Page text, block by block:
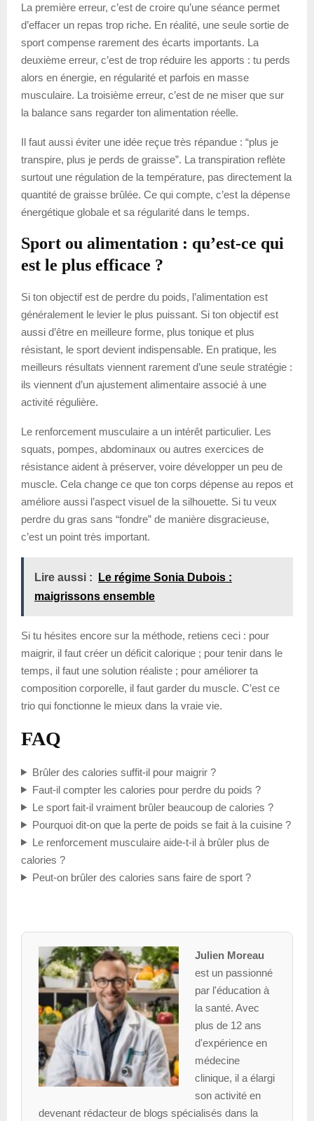
La première erreur, c’est de croire qu’une séance permet
d’effacer un repas trop riche. En réalité, une seule sortie de
sport compense rarement des écarts importants. La
deuxième erreur, c’est de trop réduire les apports : tu perds
alors en énergie, en régularité et parfois en masse
musculaire. La troisième erreur, c’est de ne miser que sur
la balance sans regarder ton alimentation réelle.
Il faut aussi éviter une idée reçue très répandue : “plus je
transpire, plus je perds de graisse”. La transpiration reflète
surtout une régulation de la température, pas directement la
quantité de graisse brûlée. Ce qui compte, c’est la dépense
énergétique globale et sa régularité dans le temps.
Sport ou alimentation : qu’est-ce qui
est le plus efficace ?
Si ton objectif est de perdre du poids, l’alimentation est
généralement le levier le plus puissant. Si ton objectif est
aussi d’être en meilleure forme, plus tonique et plus
résistant, le sport devient indispensable. En pratique, les
meilleurs résultats viennent rarement d’une seule stratégie :
ils viennent d’un ajustement alimentaire associé à une
activité régulière.
Le renforcement musculaire a un intérêt particulier. Les
squats, pompes, abdominaux ou autres exercices de
résistance aident à préserver, voire développer un peu de
muscle. Cela change ce que ton corps dépense au repos et
améliore aussi l’aspect visuel de la silhouette. Si tu veux
perdre du gras sans “fondre” de manière disgracieuse,
c’est un point très important.
Lire aussi :
Le régime Sonia Dubois :
maigrissons ensemble
Si tu hésites encore sur la méthode, retiens ceci : pour
maigrir, il faut créer un déficit calorique ; pour tenir dans le
temps, il faut une solution réaliste ; pour améliorer ta
composition corporelle, il faut garder du muscle. C’est ce
trio qui fonctionne le mieux dans la vraie vie.
FAQ
Brûler des calories suffit-il pour maigrir ?
Faut-il compter les calories pour perdre du poids ?
Le sport fait-il vraiment brûler beaucoup de calories ?
Pourquoi dit-on que la perte de poids se fait à la cuisine ?
Le renforcement musculaire aide-t-il à brûler plus de
calories ?
Peut-on brûler des calories sans faire de sport ?
Julien Moreau
est un passionné
par l'éducation à
la santé. Avec
plus de 12 ans
d'expérience en
médecine
clinique, il a élargi
son activité en
devenant rédacteur de blogs spécialisés dans la